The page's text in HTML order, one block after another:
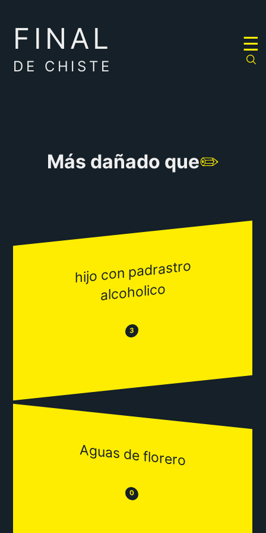
FINAL
DE CHISTE
☰
Más dañado que✏️
hijo con padrastro
alcoholico
😒 3 😂
Aguas de florero
😒 0 😂